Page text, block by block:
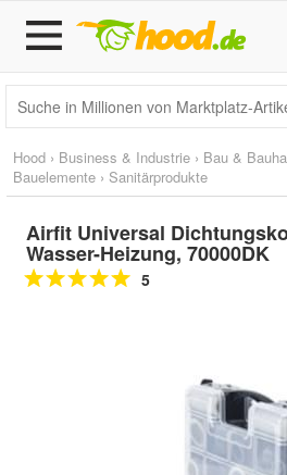
Hood › Business & Industrie › Bau &
Bauelemente › Sanitärprodukte
Airfit Universal
Wasser-Heizung, 70000DK
5